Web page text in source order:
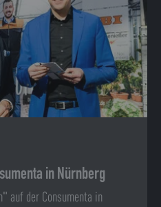
in Nürnberg
auf der Consumenta in